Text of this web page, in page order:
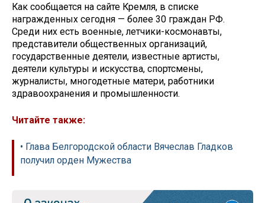
Как сообщается на сайте Кремля, в списке
награжденных сегодня — более 30 граждан РФ.
Среди них есть военные, летчики-космонавты,
представители общественных организаций,
государственные деятели, известные артисты,
деятели культуры и искусства, спортсмены,
журналисты, многодетные матери, работники
здравоохранения и промышленности.
Читайте также:
• Глава Белгородской области Вячеслав Гладков
получил орден Мужества